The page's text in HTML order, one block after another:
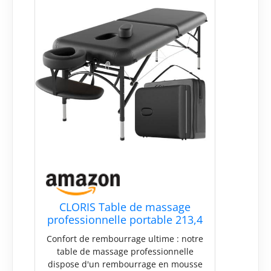
être stressant. Nous faisons de notre
mieux pour rechercher et fabriquer
des produits de soins de santé
précieux pour tout le monde.
CLORIS Table de massage
professionnelle portable 213,4
cm pliable et légère pour le
visage Solon Spa Tatouage en
hauteur réglable avec sac de
Confort de rembourrage ultime : notre
table de massage professionnelle
dispose d'un rembourrage en mousse